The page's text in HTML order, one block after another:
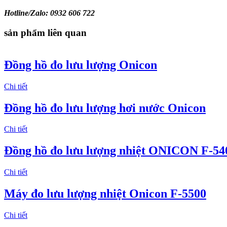
Hotline/Zalo: 0932 606 722
sản phẩm liên quan
Đồng hồ đo lưu lượng Onicon
Chi tiết
Đồng hồ đo lưu lượng hơi nước Onicon
Chi tiết
Đồng hồ đo lưu lượng nhiệt ONICON F-
Chi tiết
Máy đo lưu lượng nhiệt Onicon F-5500
Chi tiết